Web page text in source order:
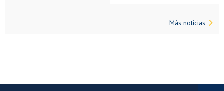
Más noticias